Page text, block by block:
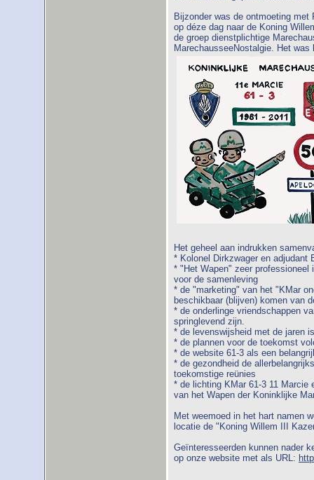
Bijzonder was de ontmoeting
op déze dag naar de Koning
de groep dienstplichtige
MarechausseeNostalgie. Het
Het geheel aan indrukken
* Kolonel Dirkzwager en
* "Het Wapen" zeer
voor de samenleving
* de "marketing" van het "KMar
beschikbaar (blijven) komen van
* de onderlinge vriendschappen
springlevend zijn.
* de levenswijsheid met de jaren
* de plannen voor de toekomst
* de website 61-3 als een
* de gezondheid de
toekomstige reünies
* de lichting KMar 61-3 11 Marcie
van het Wapen der Koninklijke
Met weemoed in het hart namen
locatie de "Koning Willem III
Geïnteresseerden kunnen nader
op onze website met als URL: